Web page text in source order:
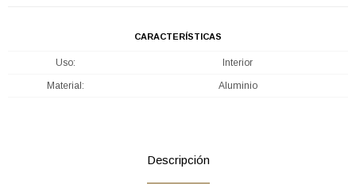
CARACTERÍSTICAS
Uso Interior
Material Aluminio
Descripción